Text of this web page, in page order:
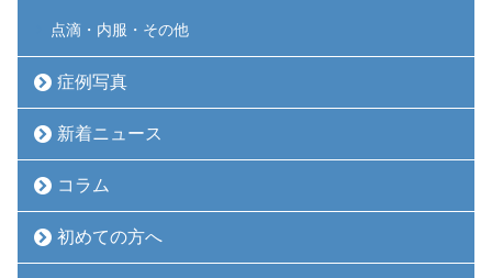
点滴・内服・その他
症例写真
新着ニュース
コラム
初めての方へ